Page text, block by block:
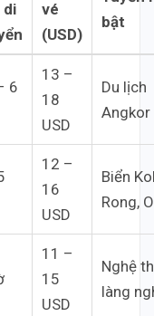
di
vé
(USD)
bật
6
13 –
18
USD
Du lịch
Angkor
12 –
16
USD
Biển
Rong,
11 –
15
USD
Nghệ
làng